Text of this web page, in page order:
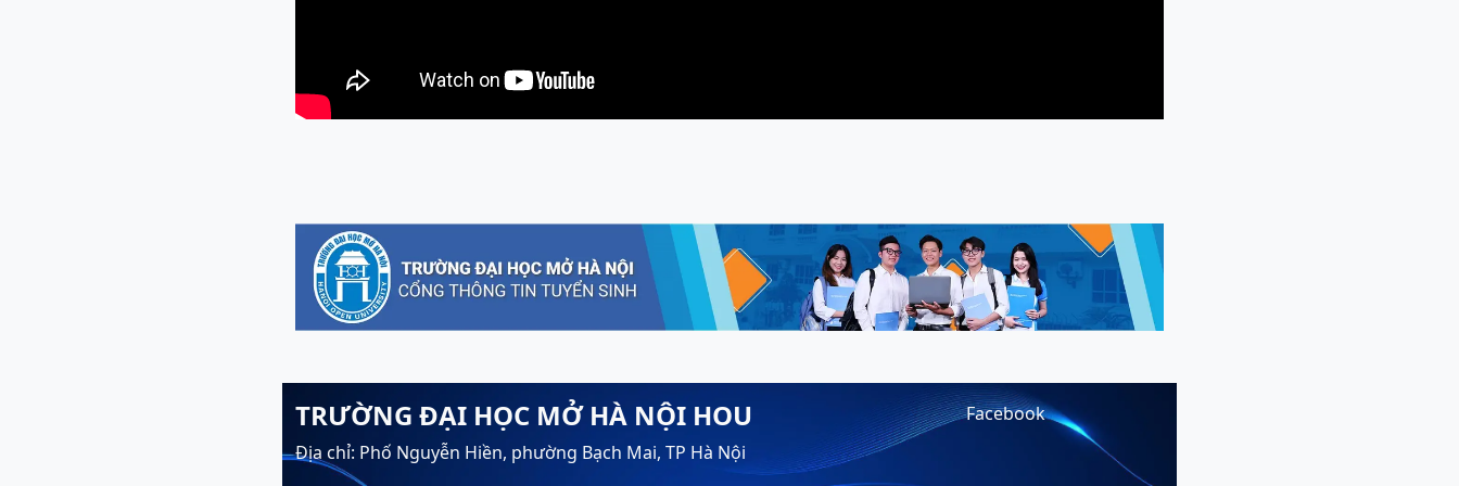
TRƯỜNG ĐẠI HỌC MỞ HÀ NỘI HOU
Địa chỉ: Phố Nguyễn Hiền, phường Bạch Mai, TP Hà Nội
Facebook